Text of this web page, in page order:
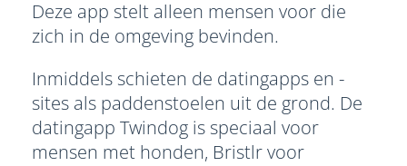
Deze app stelt alleen mensen voor die
zich in de omgeving bevinden.
Inmiddels schieten de datingapps en -
sites als paddenstoelen uit de grond. De
datingapp Twindog is speciaal voor
mensen met honden, Bristlr voor